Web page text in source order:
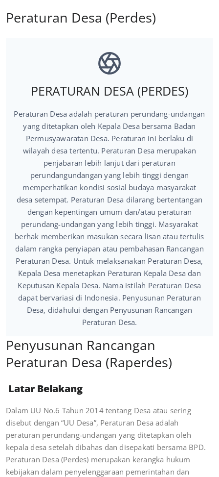
Peraturan Desa (Perdes)
PERATURAN DESA (PERDES)
Peraturan Desa adalah peraturan perundang-undangan
yang ditetapkan oleh Kepala Desa bersama Badan
Permusyawaratan Desa. Peraturan ini berlaku di
wilayah desa tertentu. Peraturan Desa merupakan
penjabaran lebih lanjut dari peraturan
perundangundangan yang lebih tinggi dengan
memperhatikan kondisi sosial budaya masyarakat
desa setempat. Peraturan Desa dilarang bertentangan
dengan kepentingan umum dan/atau peraturan
perundang-undangan yang lebih tinggi. Masyarakat
berhak memberikan masukan secara lisan atau tertulis
dalam rangka penyiapan atau pembahasan Rancangan
Peraturan Desa. Untuk melaksanakan Peraturan Desa,
Kepala Desa menetapkan Peraturan Kepala Desa dan
Keputusan Kepala Desa. Nama istilah Peraturan Desa
dapat bervariasi di Indonesia. Penyusunan Peraturan
Desa, didahului dengan Penyusunan Rancangan
Peraturan Desa.
Penyusunan Rancangan
Peraturan Desa (Raperdes)
Latar Belakang
Dalam UU No.6 Tahun 2014 tentang Desa atau sering
disebut dengan “UU Desa”, Peraturan Desa adalah
peraturan perundang-undangan yang ditetapkan oleh
kepala desa setelah dibahas dan disepakati bersama BPD.
Peraturan Desa (Perdes) merupakan kerangka hukum
kebijakan dalam penyelenggaraan pemerintahan dan